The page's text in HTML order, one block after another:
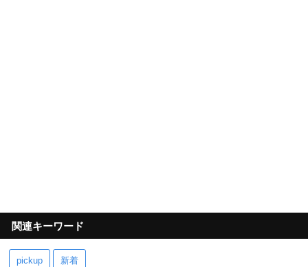
関連キーワード
pickup 新着